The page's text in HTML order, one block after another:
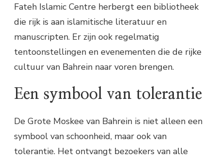
Fateh Islamic Centre herbergt een bibliotheek
die rijk is aan islamitische literatuur en
manuscripten. Er zijn ook regelmatig
tentoonstellingen en evenementen die de rijke
cultuur van Bahrein naar voren brengen.
Een symbool van tolerantie
De Grote Moskee van Bahrein is niet alleen een
symbool van schoonheid, maar ook van
tolerantie. Het ontvangt bezoekers van alle